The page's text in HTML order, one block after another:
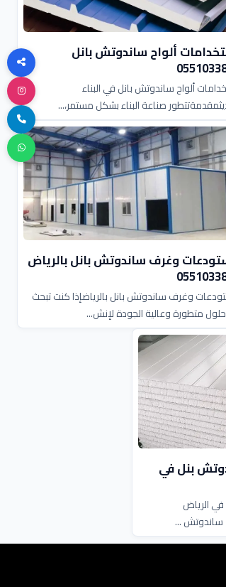
ألواح ساندوتش بانل
ألواح ساندوتش بانل في البناء
صناعة البناء بشكل مستمر،...
وغرف ساندوتش بانل بالرياض
وغرف ساندوتش بانل بالرياضإذا كنت تبحث
متطورة وعالية الجودة لإنش...
بنل في
الرياض